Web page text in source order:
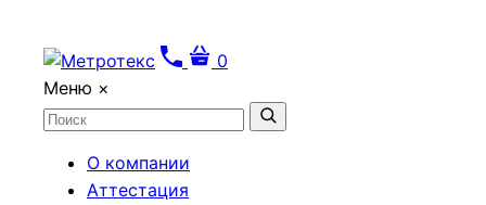
0
Меню ×
О компании
Аттестация